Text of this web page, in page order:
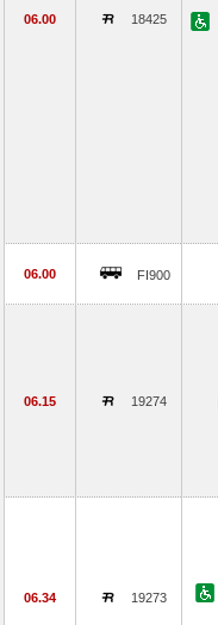
06.00 18425
06.00 FI900
06.15 19274
06.34 19273